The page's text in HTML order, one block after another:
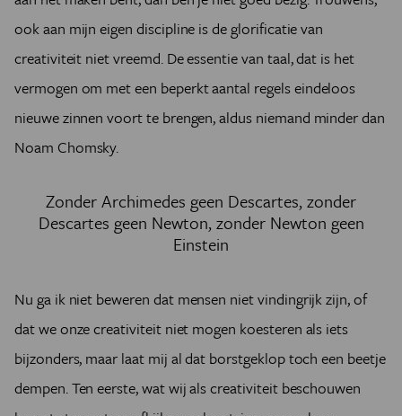
ook aan mijn eigen discipline is de glorificatie van
creativiteit niet vreemd. De essentie van taal, dat is het
vermogen om met een beperkt aantal regels eindeloos
nieuwe zinnen voort te brengen, aldus niemand minder dan
Noam Chomsky.
Zonder Archimedes geen Descartes, zonder
Descartes geen Newton, zonder Newton geen
Einstein
Nu ga ik niet beweren dat mensen niet vindingrijk zijn, of
dat we onze creativiteit niet mogen koesteren als iets
bijzonders, maar laat mij al dat borstgeklop toch een beetje
dempen. Ten eerste, wat wij als creativiteit beschouwen